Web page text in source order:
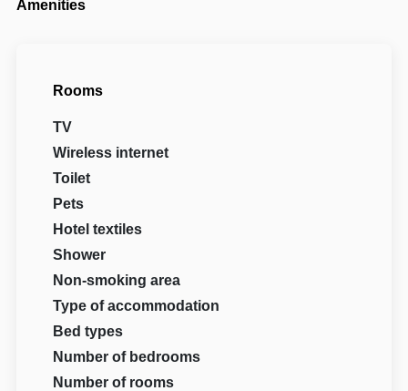
Amenities
Rooms
TV
Wireless internet
Toilet
Pets
Hotel textiles
Shower
Non-smoking area
Type of accommodation
Bed types
Number of bedrooms
Number of rooms